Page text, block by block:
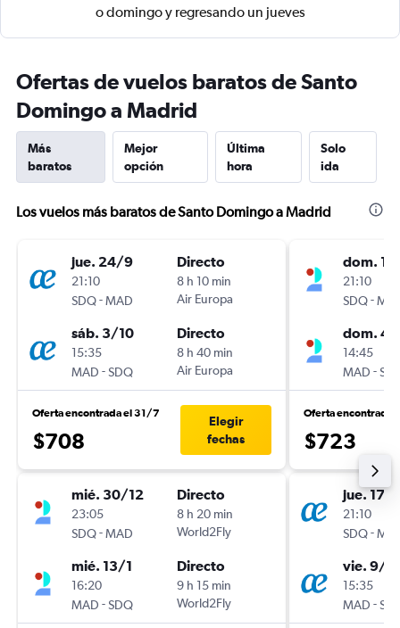
o domingo y regresando un jueves
Ofertas de vuelos baratos de Santo
Domingo a Madrid
Más
baratos
Mejor
opción
Última
hora
Solo
ida
Los vuelos más baratos de Santo Domingo a Madrid
jue. 24/9
21:10
SDQ-MAD
Directo
8 h 10 min
Air Europa
sáb. 3/10
15:35
MAD -SDQ
Directo
8 h 40 min
Air Europa
Oferta encontrada el 31/7
$708
Elegir
fechas
mié. 30/12
23:05
SDQ-MAD
Directo
8 h 20 min
World2Fly
mié. 13/1
16:20
MAD -SDQ
Directo
9 h 15 min
World2Fly
dom.
21:10
SDQ-
dom. 4/
14:45
MAD -
Oferta encontrada
$723
jue. 17/
21:10
SDQ-
vie. 9/
15:35
MAD -